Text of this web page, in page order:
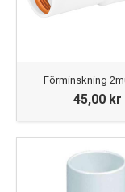
Förminskning
45,00 kr